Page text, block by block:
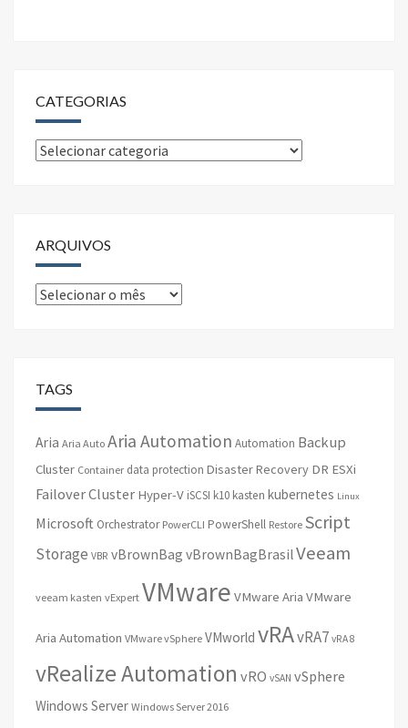
CATEGORIAS
Categorias
ARQUIVOS
Arquivos
TAGS
Aria Aria Auto Aria Automation Automation Backup
Cluster Container data protection Disaster Recovery DR ESXi
Failover Cluster Hyper-V iSCSI k10 kasten kubernetes Linux
Microsoft Orchestrator PowerCLI PowerShell Restore Script
Storage VBR vBrownBag vBrownBagBrasilVeeam
veeam kasten vExpert VMware VMware Aria VMware
Aria Automation VMware vSphere VMworld vRAvRA7 vRA 8
vRealize Automation vRO vSAN vSphere
Windows Server Windows Server 2016